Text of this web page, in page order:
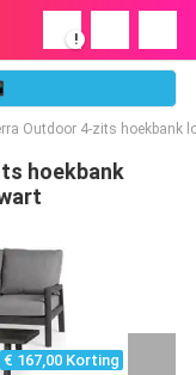
!
Outdoor 4-zits hoekbank
hoekbank
€ 167,00 Korting